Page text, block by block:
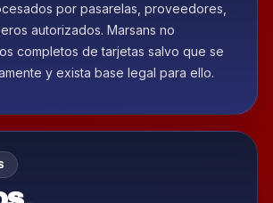
por pasarelas, proveedores,
autorizados. Marsans no
completos de tarjetas salvo que se
y exista base legal para ello.